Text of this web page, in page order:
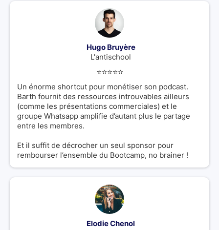
Hugo Bruyère
L'antischool
⭐️⭐️⭐️⭐️⭐️
Un énorme shortcut pour monétiser son podcast.
Barth fournit des ressources introuvables ailleurs
(comme les présentations commerciales) et le
groupe Whatsapp amplifie d’autant plus le partage
entre les membres.
Et il suffit de décrocher un seul sponsor pour
rembourser l’ensemble du Bootcamp, no brainer !
Elodie Chenol